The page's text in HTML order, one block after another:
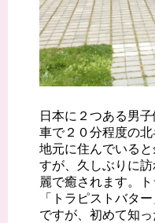
日本に２つある男
車で２０分程度の北
地元に住んでいる
すが、久しぶりに
麗で癒されます。
「トラピストバタ
ですが、初めて知っ